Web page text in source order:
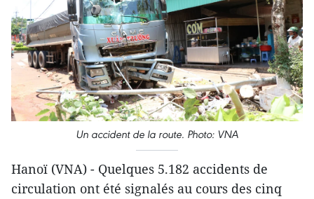
Un accident de la route. Photo: VNA
Hanoï (VNA) - Quelques 5.182 accidents de
circulation ont été signalés au cours des cinq